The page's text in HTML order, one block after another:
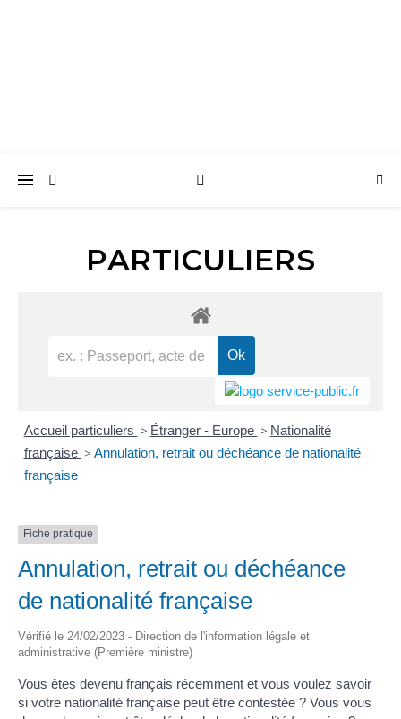
PARTICULIERS
Accueil particuliers > Étranger - Europe > Nationalité
française > Annulation, retrait ou déchéance de nationalité
française
Fiche pratique
Annulation, retrait ou déchéance
de nationalité française
Vérifié le 24/02/2023 - Direction de l'information légale et
administrative (Première ministre)
Vous êtes devenu français récemment et vous voulez savoir
si votre nationalité française peut être contestée ? Vous vous